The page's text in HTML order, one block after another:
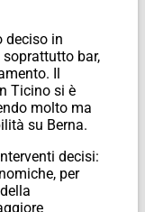
deciso in
soprattutto bar,
Il
Ticino si è
molto ma
su Berna.
decisi:
per